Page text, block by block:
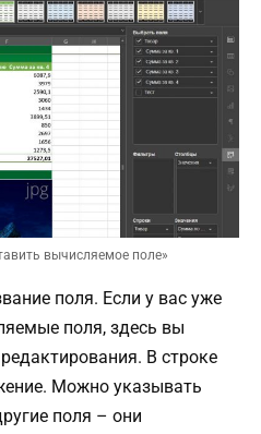
вычисляемое поле»
поля. Если у вас уже
поля, здесь вы
В строке
Можно указывать
поля – они